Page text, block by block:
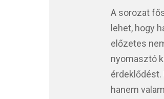
A sorozat
lehet, hogy
előzetes
nyomasztó
érdeklődést.
hanem